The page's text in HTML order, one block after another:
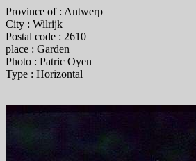
Province of : Antwerp
City : Wilrijk
Postal code : 2610
place : Garden
Photo : Patric Oyen
Type : Horizontal